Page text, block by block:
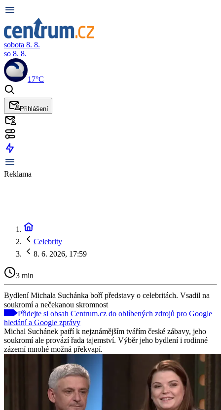
sobota 8. 8.
so 8. 8.
17°C
Přihlášení
Reklama
Celebrity
8. 6. 2026, 17:59
3 min
Bydlení Michala Suchánka boří představy o celebritách. Vsadil na
soukromí a nečekanou skromnost
Přidejte si obsah Centrum.cz do oblíbených zdrojů pro Google
hledání a Google zprávy
Michal Suchánek patří k nejznámějším tvářím české zábavy, jeho
soukromí ale provází řada tajemství. Výběr jeho bydlení i rodinné
zázemí mnohé možná překvapí.